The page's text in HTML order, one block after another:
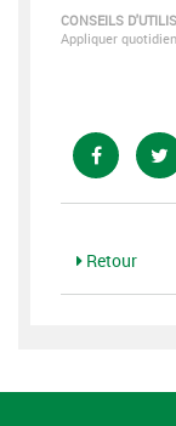
CONSEILS
Appliquer
Retour